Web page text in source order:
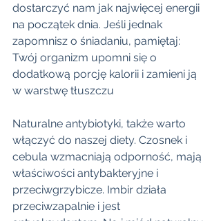
dostarczyć nam jak najwięcej energii
na początek dnia. Jeśli jednak
zapomnisz o śniadaniu, pamiętaj:
Twój organizm upomni się o
dodatkową porcję kalorii i zamieni ją
w warstwę tłuszczu
Naturalne antybiotyki, także warto
włączyć do naszej diety. Czosnek i
cebula wzmacniają odporność, mają
właściwości antybakteryjne i
przeciwgrzybicze. Imbir działa
przeciwzapalnie i jest